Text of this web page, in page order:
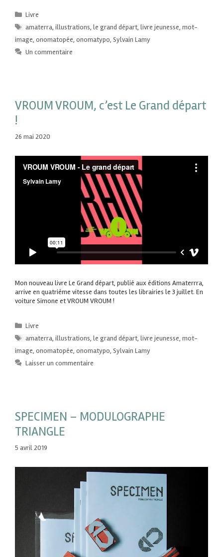
Livre
amaterra,illustrations,le grand départ,livre jeunesse,mot-
image, onomatopée, onomatypo, Sylvain Lamy
Un commentaire
VROUM VROUM, c’est Le Grand départ
!
26 mai 2020
Mon nouveau livre Le Grand départ, publié aux éditions Amaterrra,
arrive en quatrième vitesse dans toutes les librairies le 3 juillet. En
voiture Simone et VROUM VROUM !
Livre
amaterra,illustrations,le grand départ,livre jeunesse,mot-
image, onomatopée, onomatypo, Sylvain Lamy
Laisser un commentaire
SPECIMEN – MODULOGRAPHE
TRIANGLE
5 avril 2019